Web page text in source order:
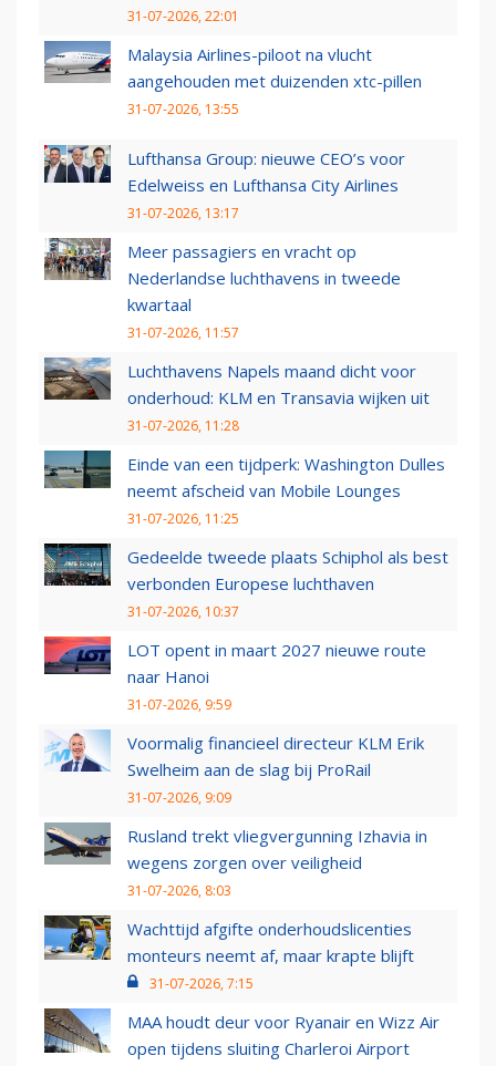
31-07-2026, 22:01
Malaysia Airlines-piloot na vlucht
aangehouden met duizenden xtc-pillen
31-07-2026, 13:55
Lufthansa Group: nieuwe CEO’s voor
Edelweiss en Lufthansa City Airlines
31-07-2026, 13:17
Meer passagiers en vracht op
Nederlandse luchthavens in tweede
kwartaal
31-07-2026, 11:57
Luchthavens Napels maand dicht voor
onderhoud: KLM en Transavia wijken uit
31-07-2026, 11:28
Einde van een tijdperk: Washington Dulles
neemt afscheid van Mobile Lounges
31-07-2026, 11:25
Gedeelde tweede plaats Schiphol als best
verbonden Europese luchthaven
31-07-2026, 10:37
LOT opent in maart 2027 nieuwe route
naar Hanoi
31-07-2026, 9:59
Voormalig financieel directeur KLM Erik
Swelheim aan de slag bij ProRail
31-07-2026, 9:09
Rusland trekt vliegvergunning Izhavia in
wegens zorgen over veiligheid
31-07-2026, 8:03
Wachttijd afgifte onderhoudslicenties
monteurs neemt af, maar krapte blijft
31-07-2026, 7:15
MAA houdt deur voor Ryanair en Wizz Air
open tijdens sluiting Charleroi Airport